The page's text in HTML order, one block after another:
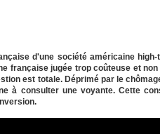
d'une société américaine
française jugée trop coûteuse et
est totale. Déprimé par le
à consulter une voyante. Cette